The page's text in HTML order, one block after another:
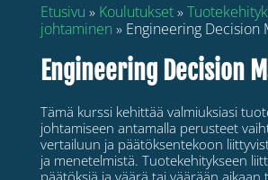
Etusivu » Koulutukset»
johtaminen » Engineering Decision
Engineering Decision
Tämä kurssi kehittää valmiuksiasi
johtamiseen antamalla perusteet
vertailuun ja päätöksentekoon
ja menetelmistä. Tuotekehitykseen
päätöksiä ja väärä tai väärään